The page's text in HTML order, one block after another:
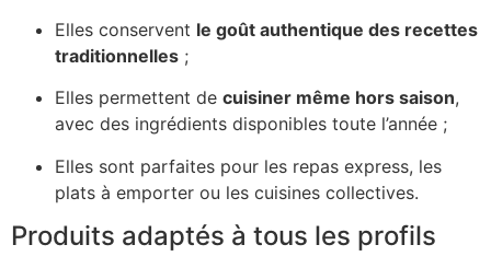
Elles conservent le goût authentique des recettes
traditionnelles ;
Elles permettent de cuisiner même hors saison,
avec des ingrédients disponibles toute l’année ;
Elles sont parfaites pour les repas express, les
plats à emporter ou les cuisines collectives.
Produits adaptés à tous les profils